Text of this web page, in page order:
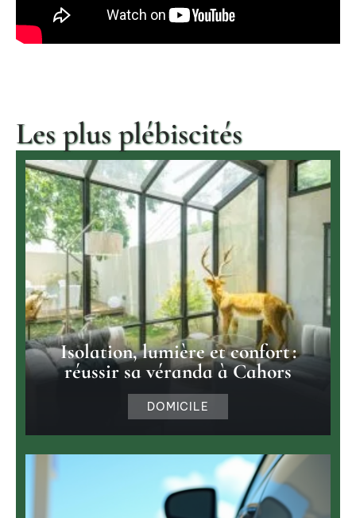
Les plus plébiscités
Isolation, lumière et confort :
réussir sa véranda à Cahors
DOMICILE